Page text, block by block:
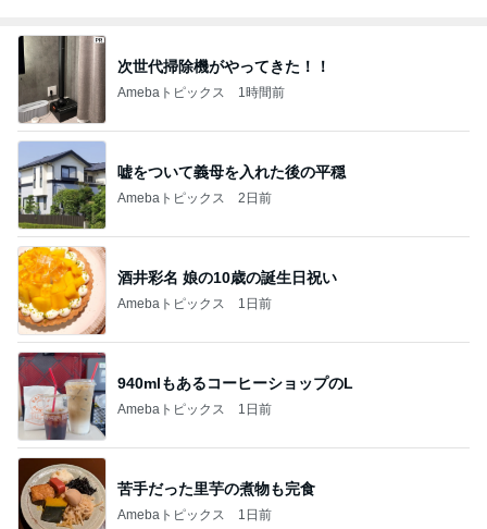
次世代掃除機がやってきた！！
Amebaトピックス 1時間前
嘘をついて義母を入れた後の平穏
Amebaトピックス 2日前
酒井彩名 娘の10歳の誕生日祝い
Amebaトピックス 1日前
940mlもあるコーヒーショップのL
Amebaトピックス 1日前
苦手だった里芋の煮物も完食
Amebaトピックス 1日前